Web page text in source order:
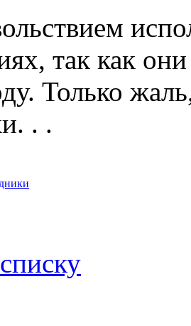
так как
Только
. .